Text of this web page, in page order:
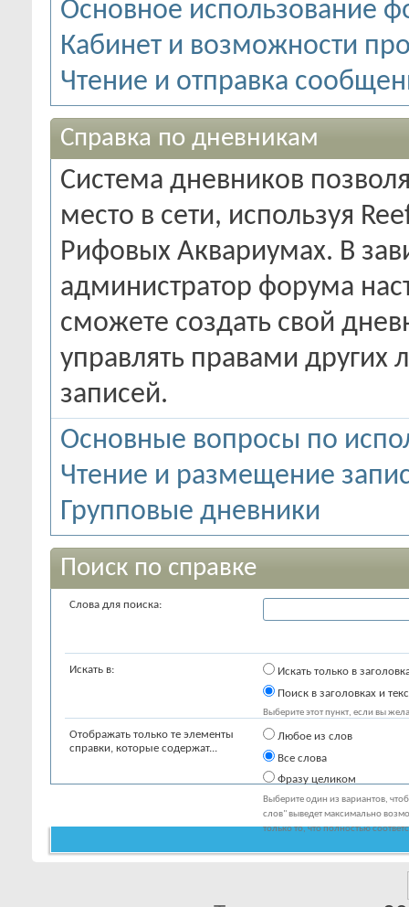
Основное использование
Кабинет и возможности
Чтение и отправка
Справка по дневникам
Система дневников
место в сети, используя
Рифовых Аквариумах. В
администратор форума
сможете создать свой
управлять правами
записей.
Основные вопросы по
Чтение и размещение
Групповые дневники
Поиск по справке
Слова для поиска:
Искать в:
Искать только в
Поиск в заголовках и
Выберите этот пункт, если вы
Отображать только те элементы
справки, которые содержат...
Любое из слов
Все слова
Фразу целиком
Выберите один из вариантов,
слов" выведет максимально
только то, что полностью